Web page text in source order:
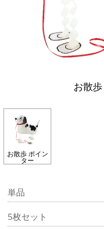
お散
お散歩 ポイン
ター
単品
5枚セット